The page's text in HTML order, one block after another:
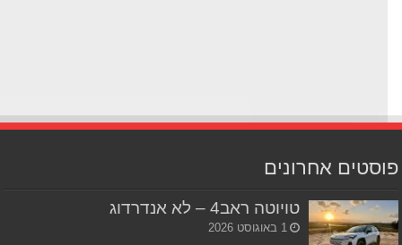
אחרונים
טויוטה ראב4 – לא אנדרדוג
1 באוגוסט 2026